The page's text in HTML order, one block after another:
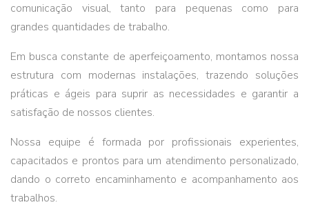
comunicação visual, tanto para pequenas como para
grandes quantidades de trabalho.
Em busca constante de aperfeiçoamento, montamos nossa
estrutura com modernas instalações, trazendo soluções
práticas e ágeis para suprir as necessidades e garantir a
satisfação de nossos clientes.
Nossa equipe é formada por profissionais experientes,
capacitados e prontos para um atendimento personalizado,
dando o correto encaminhamento e acompanhamento aos
trabalhos.